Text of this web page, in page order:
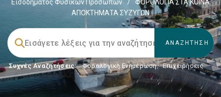
Εισοδήματος Φυσικών Προσώπων
/
ΦΟΡΟΛΟΓΙΑ ΣΤΑ ΚΟΙΝΑ
ΑΠΟΚΤΗΜΑΤΑ ΣΥΖΥΓΩΝ
Συχνές Αναζητήσεις: Φορολογικη Ενημέρωση, Επιχειρήσεις